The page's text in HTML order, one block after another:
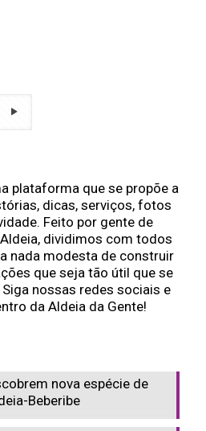
plataforma que se propõe a
dicas, serviços, fotos
Feito por gente de
dividimos com todos
nada modesta de construir
que seja tão útil que se
nossas redes sociais e
da Aldeia da Gente!
nova espécie de
Beberibe